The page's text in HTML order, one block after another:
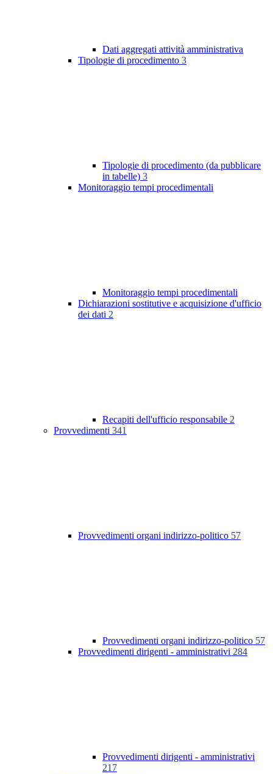
Dati aggregati attività amministrativa
Tipologie di procedimento 3
Tipologie di procedimento (da pubblicare
in tabelle) 3
Monitoraggio tempi procedimentali
Monitoraggio tempi procedimentali
Dichiarazioni sostitutive e acquisizione d'ufficio
dei dati 2
Recapiti dell'ufficio responsabile 2
Provvedimenti 341
Provvedimenti organi indirizzo-politico 57
Provvedimenti organi indirizzo-politico 57
Provvedimenti dirigenti - amministrativi 284
Provvedimenti dirigenti - amministrativi
217